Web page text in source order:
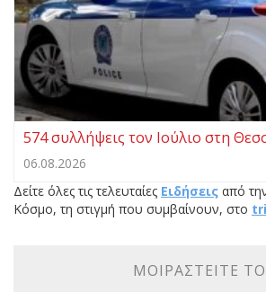
574 συλλήψεις τον Ιούλιο στη
06.08.2026
Δείτε όλες τις τελευταίες Ειδήσεις από
Κόσμο, τη στιγμή που συμβαίνουν, στο
ΜΟΙΡΑΣΤΕΊΤΕ